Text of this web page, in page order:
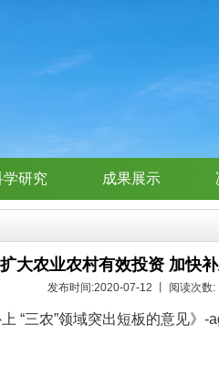
学研究 成果展示
大农业农村有效投资 加快
发布时间:2020-07-12 丨 阅读次数:
“三农”领域突出短板的意见》-